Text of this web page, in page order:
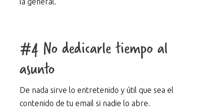
#4 No dedicarle tiempo al
asunto
De nada sirve lo entretenido y útil que sea el
contenido de tu email si nadie lo abre.